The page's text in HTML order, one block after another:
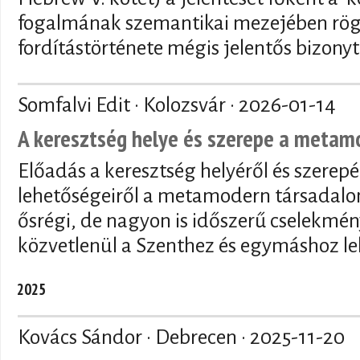
fogalmának szemantikai mezejében
fordítástörténete mégis jelentős
Somfalvi Edit · Kolozsvár · 2026-01-14
A keresztség helye és szerepe a
Előadás a keresztség helyéről és
lehetőségeiről a metamodern
ősrégi, de nagyon is időszerű
közvetlenül a Szenthez és egymáshoz
2025
Kovács Sándor · Debrecen · 2025-11-20